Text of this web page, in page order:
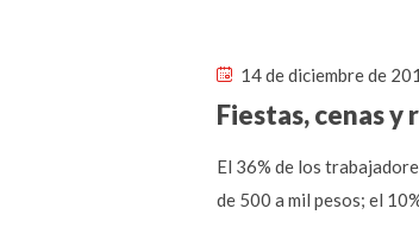
14 de diciembre de
Fiestas, cenas y
El 36% de los
de 500 a mil pesos; el